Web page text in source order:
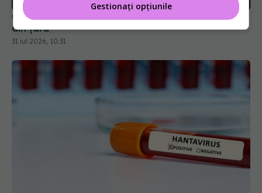
Cseke Attila, anunț de ultimă oră despre spitalele
din țară
31 iul 2026, 10:31
Gestionați opțiunile